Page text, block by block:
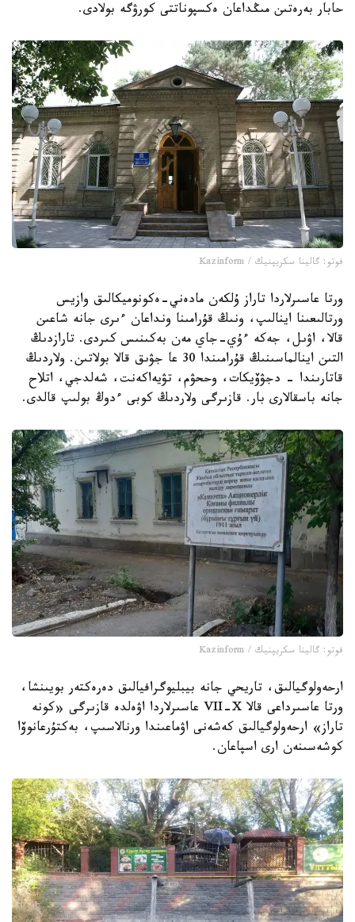
حابار بەرەتىن مىڭداعان ەكسپوناتتى كورۋگە بولادى.
فوتو: گالينا سكريپنيك / Kazinform
ورتا عاسىرلاردا تاراز ۇلكەن مادەني-ەكونوميكالىق وازيس
ورتالىعىنا اينالىپ، ونىڭ قۇرامىنا ونداعان ءىرى جانە شاعىن
قالا، اۋىل، جەكە ءۇي-جاي مەن بەكىنىس كىردى. تارازدىڭ
التىن اينالماسىنىڭ قۇرامىندا 30 عا جۋىق قالا بولاتىن. ولاردىڭ
قاتارىندا - دجۋۆيكات، وححۋم، تۋيەاكەنت، شەلدجي، اتلاح
جانە باسقالارى بار. قازىرگى ولاردىڭ كوبى ءدوڭ بولىپ قالدى.
فوتو: گالينا سكريپنيك / Kazinform
ارحەولوگيالىق، تاريحي جانە بيبليوگرافيالىق دەرەكتەر بويىنشا،
ورتا عاسىرداعى قالا VII-X عاسىرلاردا اۋەلدە قازىرگى «كونە
تاراز» ارحەولوگيالىق كەشەنى اۋماعىندا ورنالاسىپ، بەكتۇرعانوۆا
كوشەسىنەن ارى اسپاعان.